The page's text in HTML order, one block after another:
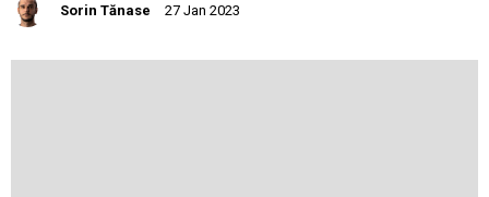
Sorin Tănase 27 Jan 2023